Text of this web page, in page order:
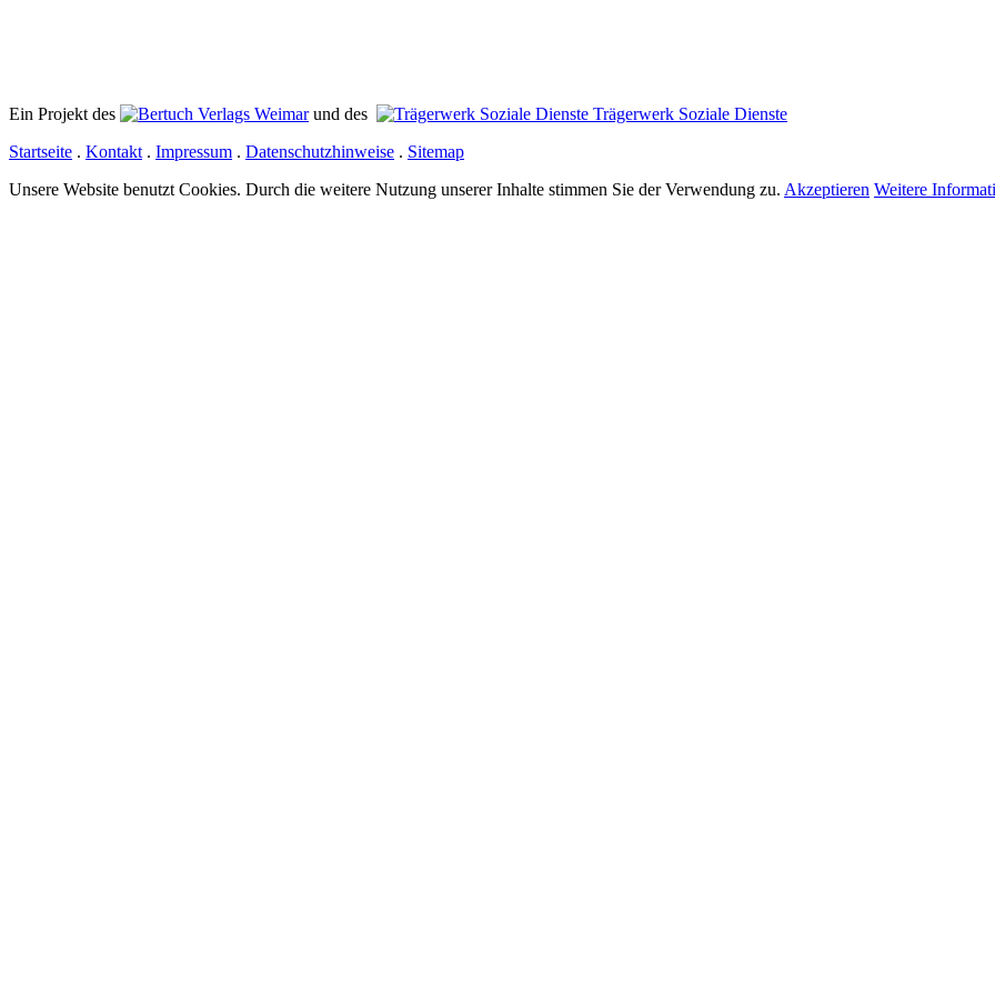
Ein Projekt des Verlags Weimarund des
Trägerwerk Soziale Dienste
Startseite . Kontakt . Impressum . Datenschutzhinweise . Sitemap
Unsere Website benutzt Cookies. Durch die weitere Nutzung unserer Inhalte stimmen Sie der Verwendung zu. Akzeptieren Weitere